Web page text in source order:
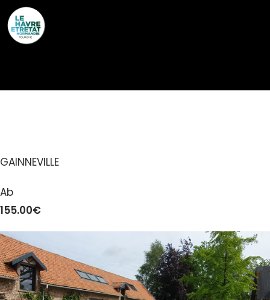
GAINNEVILLE
Ab
155.00€
Cookies management panel